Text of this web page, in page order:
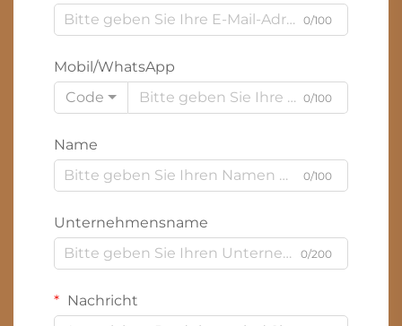
0/100
Mobil/WhatsApp
Code
0/100
Name
0/100
Unternehmensname
0/200
Nachricht